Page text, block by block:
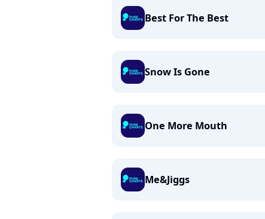
Best For The Best
Snow Is Gone
One More Mouth
Me&Jiggs